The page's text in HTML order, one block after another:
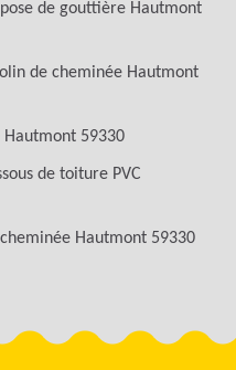
de gouttière Hautmont
de cheminée Hautmont
59330
de toiture PVC
Hautmont 59330